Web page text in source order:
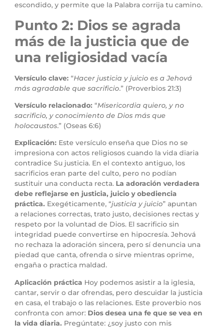
escondido, y permite que la Palabra corrija tu camino.
Punto 2: Dios se agrada
más de la justicia que de
una religiosidad vacía
Versículo clave: “Hacer justicia y juicio es a Jehová
más agradable que sacrificio.” (Proverbios 21:3)
Versículo relacionado: “Misericordia quiero, y no
sacrificio, y conocimiento de Dios más que
holocaustos.” (Oseas 6:6)
Explicación: Este versículo enseña que Dios no se
impresiona con actos religiosos cuando la vida diaria
contradice Su justicia. En el contexto antiguo, los
sacrificios eran parte del culto, pero no podían
sustituir una conducta recta. La adoración verdadera
debe reflejarse en justicia, juicio y obediencia
práctica. Exegéticamente, “justicia y juicio” apuntan
a relaciones correctas, trato justo, decisiones rectas y
respeto por la voluntad de Dios. El sacrificio sin
integridad puede convertirse en hipocresía. Jehová
no rechaza la adoración sincera, pero sí denuncia una
piedad que canta, ofrenda o sirve mientras oprime,
engaña o practica maldad.
Aplicación práctica Hoy podemos asistir a la iglesia,
cantar, servir o dar ofrendas, pero descuidar la justicia
en casa, el trabajo o las relaciones. Este proverbio nos
confronta con amor: Dios desea una fe que se vea en
la vida diaria. Pregúntate: ¿soy justo con mis